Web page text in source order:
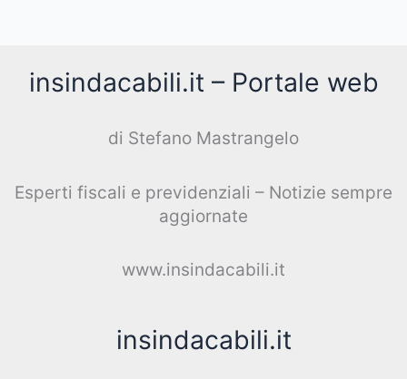
insindacabili.it – Portale web
di Stefano Mastrangelo
Esperti fiscali e previdenziali – Notizie sempre
aggiornate
www.insindacabili.it
insindacabili.it